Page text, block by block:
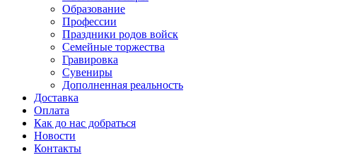
Образование
Профессии
Праздники родов войск
Семейные торжества
Гравировка
Сувениры
Дополненная реальность
Доставка
Оплата
Как до нас добраться
Новости
Контакты